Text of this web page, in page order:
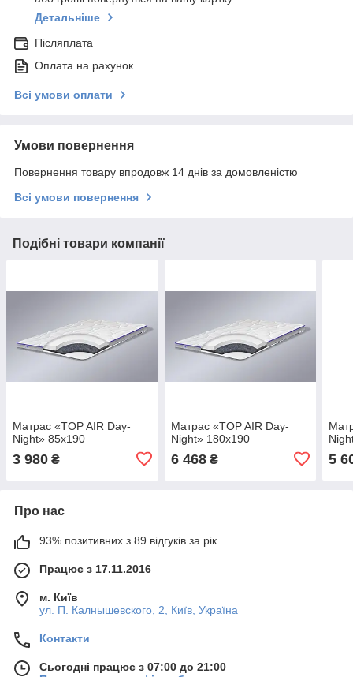
Детальніше
Післяплата
Оплата на рахунок
Всі умови оплати
Умови повернення
Повернення товару впродовж 14 днів за домовленістю
Всі умови повернення
Подібні товари компанії
Матрас «TOP AIR Day-
Night» 85x190
3 980 ₴
Матрас «TOP AIR Day-
Night» 180x190
6 468₴ 5
Про нас
93% позитивних з 89 відгуків за рік
Працює з 17.11.2016
м. Київ
ул. П. Калнышевского, 2, Київ, Україна
Контакти
Сьогодні працює з 07:00 до 21:00